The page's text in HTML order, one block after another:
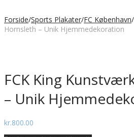
Forside/Sports Plakater/FC København/
Hornsleth – Unik Hjemmedekoration
FCK King
– Unik
kr.800.00